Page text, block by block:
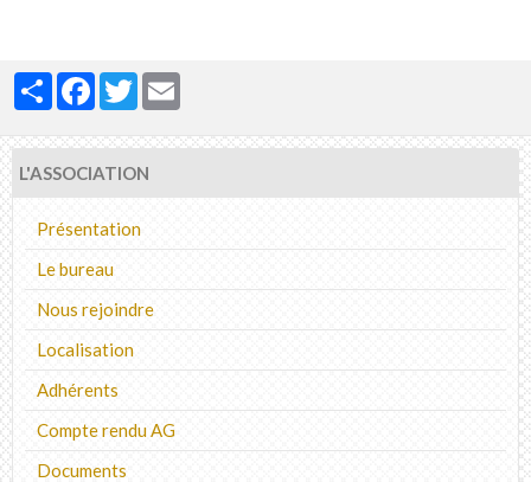
PartagerFacebook
Twitter
L'ASSOCIATION
Présentation
Le bureau
Nous rejoindre
Localisation
Adhérents
Compte rendu AG
Documents